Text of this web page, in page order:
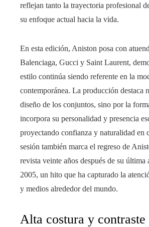
reflejan tanto la trayectoria profesional
su enfoque actual hacia la vida.
En esta edición, Aniston posa con
Balenciaga, Gucci y Saint Laurent,
estilo continúa siendo referente en la
contemporánea. La producción destaca
diseño de los conjuntos, sino por la
incorpora su personalidad y presencia
proyectando confianza y naturalidad en
sesión también marca el regreso de
revista veinte años después de su última
2005, un hito que ha capturado la
y medios alrededor del mundo.
Alta costura y contraste